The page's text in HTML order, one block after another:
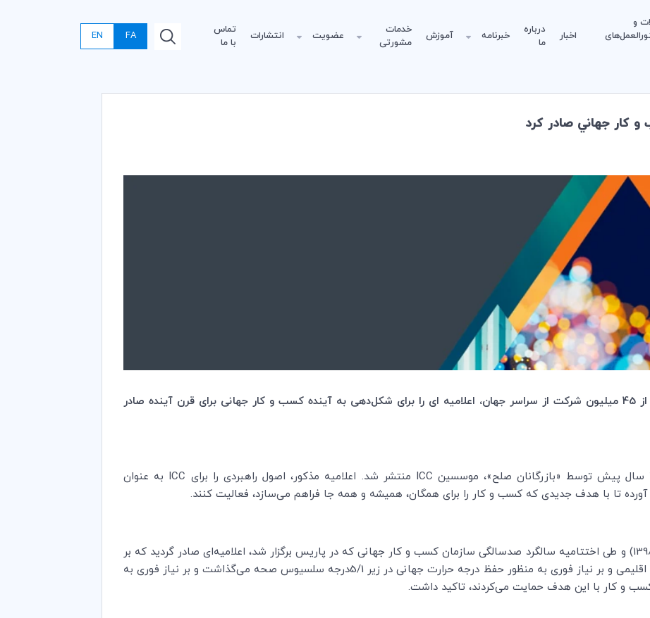
و
اخبار
درباره
ما
خبرنامه آموزش
خدمات
مشورتی
عضویت انتشارات
تماس
با ما
FA
EN
) به نمایندگی از 45 میلیون شرکت از سراسر جهان، اعلامیه ای را برای شکل‌دهی به آینده کسب و کار جهانی برای قرن آینده صادر
ICC منتشر شد. اعلامیه مذکور، اصول راهبردی را برای ICC به عنوان
تا با هدف جدیدی که کسب و کار را برای همگان، همیشه و همه جا فراهم می‌سازد، فعالیت کنند.
در نشست 28 می 2019 (برابر با 7 خرداد ماه 1398) و طی اختتامیه سالگرد صدسالگی سازمان کسب و کار جهانی که در پاریس برگزار شد، اعلامیه‌ای صادر گردید که بر
یافته‌های هیئت بین‌دولتی در مورد تغییرات اقلیمی و بر نیاز فوری به منظور حفظ درجه حرارت جهانی در زیر 5/1درجه سلسیوس صحه می‌گذاشت و بر نیاز فوری به
و کار با این هدف حمایت می‌کردند، تاکید داشت.